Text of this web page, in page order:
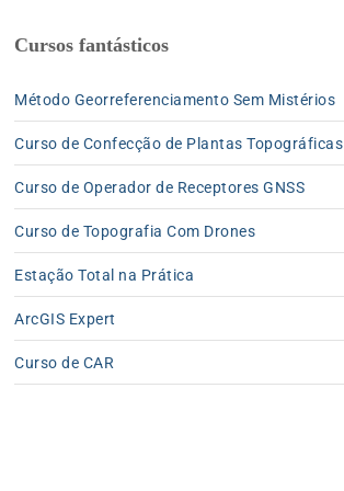
Cursos fantásticos
Método Georreferenciamento Sem Mistérios
Curso de Confecção de Plantas Topográficas
Curso de Operador de Receptores GNSS
Curso de Topografia Com Drones
Estação Total na Prática
ArcGIS Expert
Curso de CAR